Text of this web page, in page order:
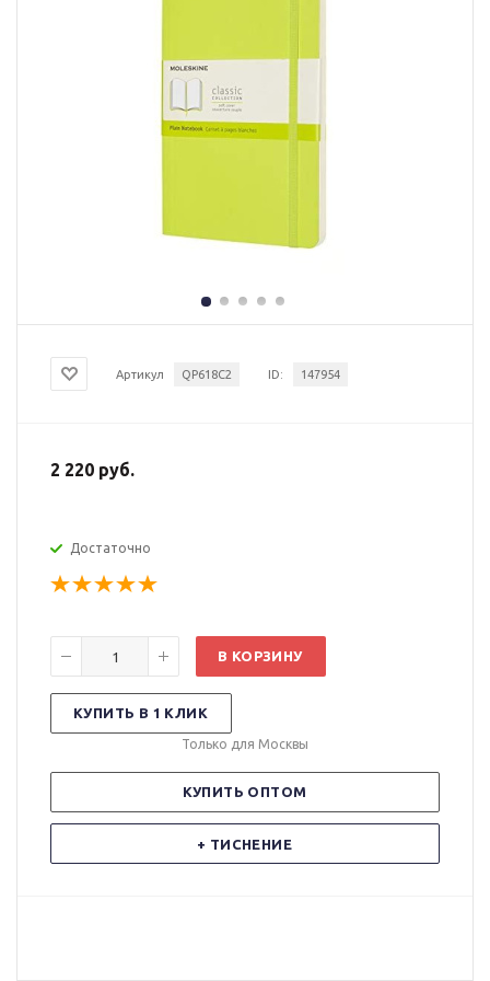
Артикул QP618C2 ID: 147954
2 220 руб.
Достаточно
В КОРЗИНУ
КУПИТЬ В 1 КЛИК
Только для Москвы
КУПИТЬ ОПТОМ
+ ТИСНЕНИЕ